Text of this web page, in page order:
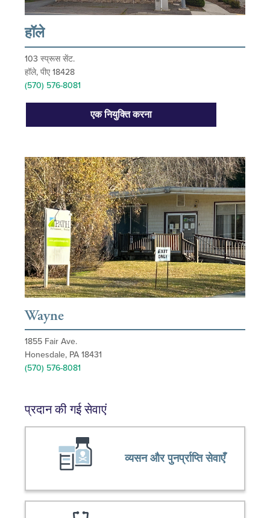
हॉले
103 स्प्रूस सेंट.
हॉले, पीए 18428
(570) 576-8081
एक नियुक्ति करना
Wayne
1855 Fair Ave.
Honesdale, PA 18431
(570) 576-8081
प्रदान की गई सेवाएं
व्यसन और पुनर्प्राप्ति सेवाएँ